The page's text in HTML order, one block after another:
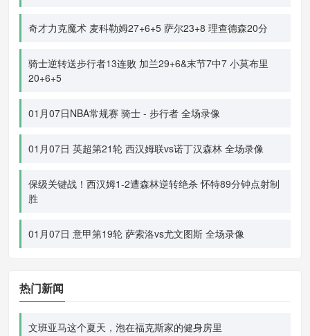
奇才力克魔术 麦科勒姆27+6+5 萨尔23+8 理查德森20分
骑士逆转送步行者13连败 加兰29+6&末节7中7 小莫布里
20+6+5
01月07日NBA常规赛 骑士 - 步行者 全场录像
01月07日 英超第21轮 西汉姆联vs诺丁汉森林 全场录像
保级关键战！西汉姆1-2遭森林逆转绝杀 怀特89分钟点射制
胜
01月07日 意甲第19轮 萨索洛vs尤文图斯 全场录像
热门新闻
文班亚马这个夏天，泡在福克斯家的健身房里